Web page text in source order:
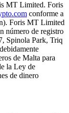
MT Limited. Foris
conforme a
Foris MT Limited
número de registro
Spinola Park, Triq
de Malta para
la Ley de
de dinero